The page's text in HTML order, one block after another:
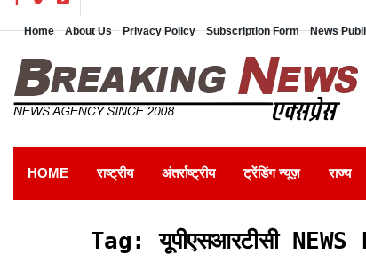
Home About Us Privacy Policy Subscription Form News
HOME राष्ट्रीय अंतर्राष्ट्रीय ट्रेंडिंग न्यूज़ राज्य
Tag:यूपीएसआरटीसी NEWS